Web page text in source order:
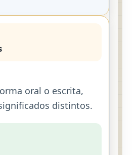
oral o escrita,
distintos.